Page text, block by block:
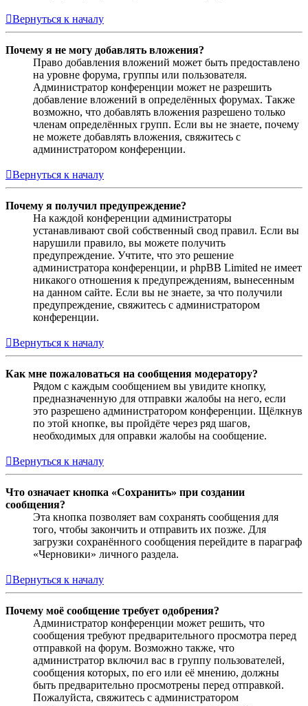
Вернуться к началу
Почему я не могу добавлять вложения?
Право добавления вложений может быть предоставлено
на уровне форума, группы или пользователя.
Администратор конференции может не разрешить
добавление вложений в определённых форумах. Также
возможно, что добавлять вложения разрешено только
членам определённых групп. Если вы не знаете, почему
не можете добавлять вложения, свяжитесь с
администратором конференции.
Вернуться к началу
Почему я получил предупреждение?
На каждой конференции администраторы
устанавливают свой собственный свод правил. Если вы
нарушили правило, вы можете получить
предупреждение. Учтите, что это решение
администратора конференции, и phpBB Limited не имеет
никакого отношения к предупреждениям, вынесенным
на данном сайте. Если вы не знаете, за что получили
предупреждение, свяжитесь с администратором
конференции.
Вернуться к началу
Как мне пожаловаться на сообщения модератору?
Рядом с каждым сообщением вы увидите кнопку,
предназначенную для отправки жалобы на него, если
это разрешено администратором конференции. Щёлкнув
по этой кнопке, вы пройдёте через ряд шагов,
необходимых для оправки жалобы на сообщение.
Вернуться к началу
Что означает кнопка «Сохранить» при создании
сообщения?
Эта кнопка позволяет вам сохранять сообщения для
того, чтобы закончить и отправить их позже. Для
загрузки сохранённого сообщения перейдите в параграф
«Черновики» личного раздела.
Вернуться к началу
Почему моё сообщение требует одобрения?
Администратор конференции может решить, что
сообщения требуют предварительного просмотра перед
отправкой на форум. Возможно также, что
администратор включил вас в группу пользователей,
сообщения которых, по его или её мнению, должны
быть предварительно просмотрены перед отправкой.
Пожалуйста, свяжитесь с администратором